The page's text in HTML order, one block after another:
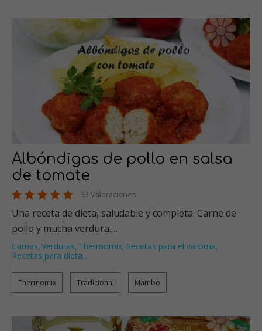
Albóndigas de pollo en salsa
de tomate
33 Valoraciones
Una receta de dieta, saludable y completa. Carne de
pollo y mucha verdura.…
Carnes, Verduras, Thermomix, Recetas para el varoma,
Recetas para dieta…
Thermomix Tradicional Mambo